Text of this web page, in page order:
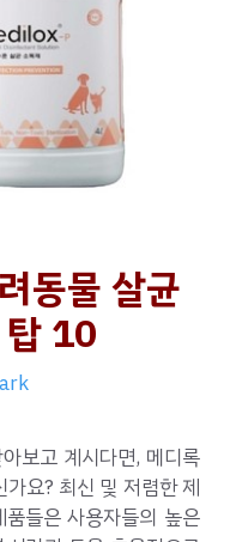
동물 살균
10
보고 계시다면, 메디록
요? 최신 및 저렴한 제
들은 사용자들의 높은